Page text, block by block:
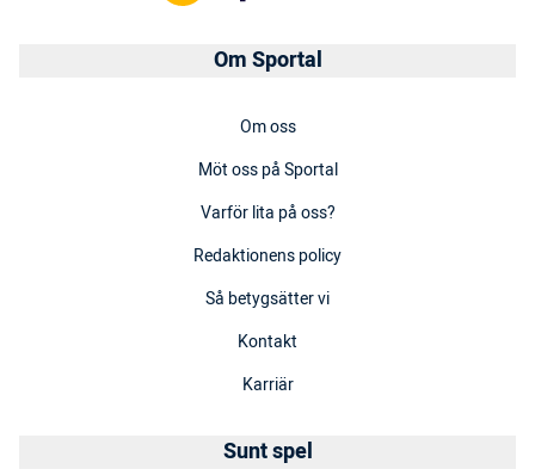
Om Sportal
Om oss
Möt oss på Sportal
Varför lita på oss?
Redaktionens policy
Så betygsätter vi
Kontakt
Karriär
Sunt spel